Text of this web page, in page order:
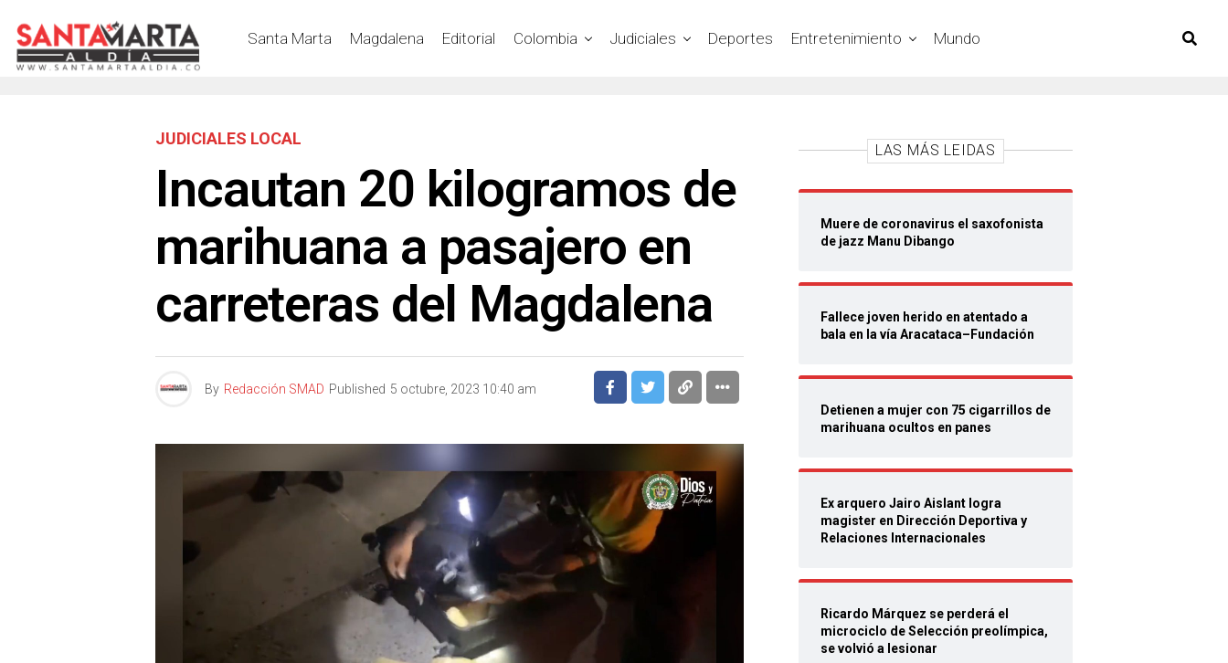
Santa Marta Magdalena Editorial Colombia Judiciales Deportes Entretenimiento Mundo
JUDICIALES LOCAL
Incautan 20 kilogramos de
marihuana a pasajero en
carreteras del Magdalena
By Redacción SMAD Published 5 octubre, 2023 10:40 am
LAS MÁS LEIDAS
Muere de coronavirus el saxofonista
de jazz Manu Dibango
Fallece joven herido en atentado a
bala en la vía Aracataca–Fundación
Detienen a mujer con 75 cigarrillos de
marihuana ocultos en panes
Ex arquero Jairo Aislant logra
magister en Dirección Deportiva y
Relaciones Internacionales
Ricardo Márquez se perderá el
microciclo de Selección preolímpica,
se volvió a lesionar